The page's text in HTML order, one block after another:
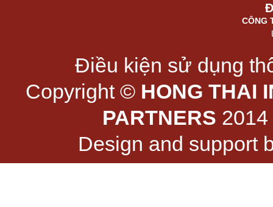
CÔNG
Điều kiện sử dụng
Copyright © HONG THAI
PARTNERS
Design and support